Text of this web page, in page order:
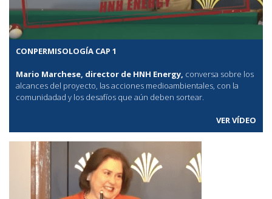
CONPERMISOLOGÍA CAP 1
Mario Marchese, director de HNH Energy, conversa sobre los
alcances del proyecto, las acciones medioambientales, con la
comunidadad y los desafíos que aún deben sortear.
VER VÍDEO